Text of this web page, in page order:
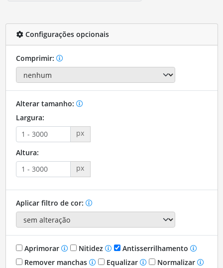
Configurações opcionais
Comprimir:
Alterar tamanho:
Largura:
px
Altura:
px
Aplicar filtro de cor:
Aprimorar Nitidez
Antisserrilhamento
Remover manchas
Equalizar
Normalizar